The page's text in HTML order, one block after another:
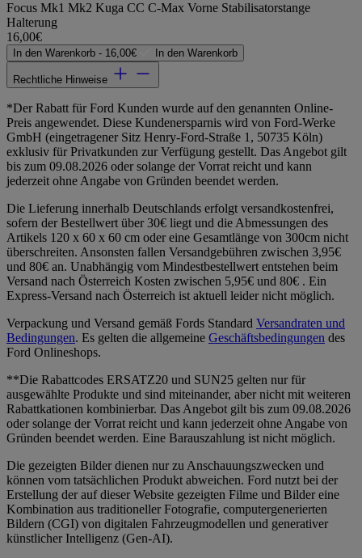
Focus Mk1 Mk2 Kuga CC C-Max Vorne Stabilisatorstange
Halterung
16,00€
In den Warenkorb - 16,00€ In den Warenkorb
Rechtliche Hinweise
*Der Rabatt für Ford Kunden wurde auf den genannten Online-
Preis angewendet. Diese Kundenersparnis wird von Ford-Werke
GmbH (eingetragener Sitz Henry-Ford-Straße 1, 50735 Köln)
exklusiv für Privatkunden zur Verfügung gestellt. Das Angebot gilt
bis zum 09.08.2026 oder solange der Vorrat reicht und kann
jederzeit ohne Angabe von Gründen beendet werden.
Die Lieferung innerhalb Deutschlands erfolgt versandkostenfrei,
sofern der Bestellwert über 30€ liegt und die Abmessungen des
Artikels 120 x 60 x 60 cm oder eine Gesamtlänge von 300cm nicht
überschreiten. Ansonsten fallen Versandgebühren zwischen 3,95€
und 80€ an. Unabhängig vom Mindestbestellwert entstehen beim
Versand nach Österreich Kosten zwischen 5,95€ und 80€ . Ein
Express-Versand nach Österreich ist aktuell leider nicht möglich.
Verpackung und Versand gemäß Fords Standard Versandraten und
Bedingungen. Es gelten die allgemeine Geschäftsbedingungen des
Ford Onlineshops.
**Die Rabattcodes ERSATZ20 und SUN25 gelten nur für
ausgewählte Produkte und sind miteinander, aber nicht mit weiteren
Rabattkationen kombinierbar. Das Angebot gilt bis zum 09.08.2026
oder solange der Vorrat reicht und kann jederzeit ohne Angabe von
Gründen beendet werden. Eine Barauszahlung ist nicht möglich.
Die gezeigten Bilder dienen nur zu Anschauungszwecken und
können vom tatsächlichen Produkt abweichen. Ford nutzt bei der
Erstellung der auf dieser Website gezeigten Filme und Bilder eine
Kombination aus traditioneller Fotografie, computergenerierten
Bildern (CGI) von digitalen Fahrzeugmodellen und generativer
künstlicher Intelligenz (Gen-AI).